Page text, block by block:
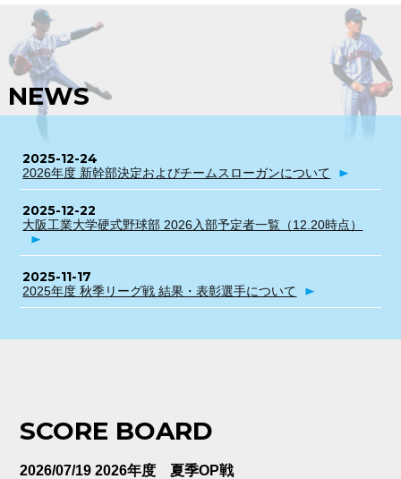
NEWS
2025-12-24
2026年度 新幹部決定およびチームスローガンについて
2025-12-22
大阪工業大学硬式野球部 2026入部予定者一覧（12.20時点）
2025-11-17
2025年度 秋季リーグ戦 結果・表彰選手について
SCORE BOARD
2026/07/19 2026年度 夏季OP戦